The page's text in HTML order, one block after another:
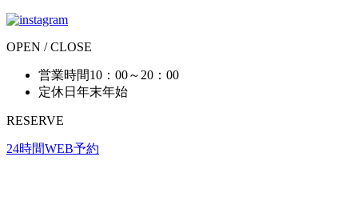
OPEN / CLOSE
営業時間10：00～20：00
定休日 年末年始
RESERVE
24時間WEB予約